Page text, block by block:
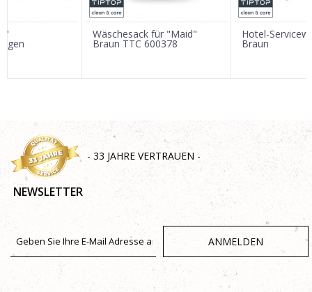
Wäschesack für "Maid"
Braun TTC 600378
Hotel-
Braun
- 33 JAHRE VERTRAUEN -
NEWSLETTER
ANMELDEN